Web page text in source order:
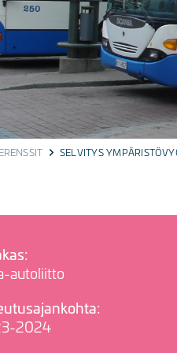
SELVITYS
autoliitto
2024